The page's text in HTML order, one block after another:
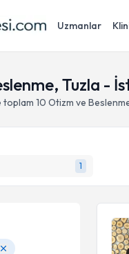
Uzmanlar
Tuzla -
toplam 10 Otizm ve
1